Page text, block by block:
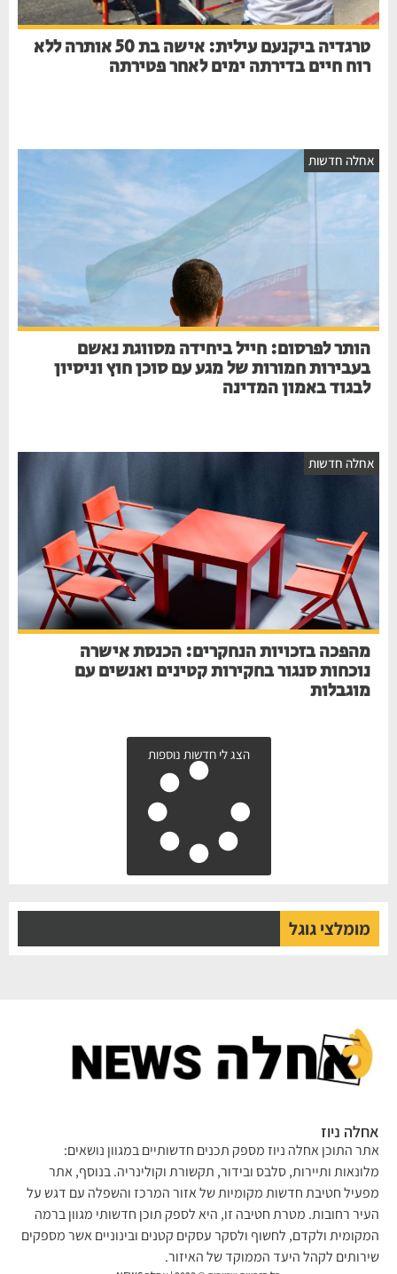
טרגדיה ביקנעם עילית: אישה בת 50 אותרה ללא
רוח חיים בדירתה ימים לאחר פטירתה
חדשות
הותר לפרסום: חייל ביחידה מסווגת נאשם
בעבירות חמורות של מגע עם סוכן חוץ וניסיון
לבגוד באמון המדינה
חדשות
מהפכה בזכויות הנחקרים: הכנסת אישרה
נוכחות סנגור בחקירות קטינים ואנשים עם
מוגבלות
הצג לי חדשות נוספות
מומלצי גוגל
ניוז
התוכן אחלה ניוז מספק תכנים חדשותיים במגוון נושאים:
ותיירות, סלבס ובידור, תקשורת וקולינריה. בנוסף, אתר
חטיבת חדשות מקומיות של אזור המרכז והשפלה עם דגש על
רחובות. מטרת חטיבה זו, היא לספק תוכן חדשותי מגוון ברמה
ולקדם, לחשוף ולסקר עסקים קטנים ובינוניים אשר מספקים
לקהל היעד הממוקד של האיזור.